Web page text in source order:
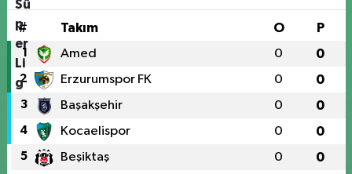
# Takım O P
1 Amed 0 0
2 Erzurumspor FK 0 0
3 Başakşehir 0 0
4 Kocaelispor 0 0
5 Beşiktaş 0 0